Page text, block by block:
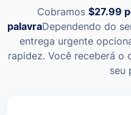
Cobramos $27.99
palavraDependendo do
entrega urgente
rapidez. Você receberá o
seu